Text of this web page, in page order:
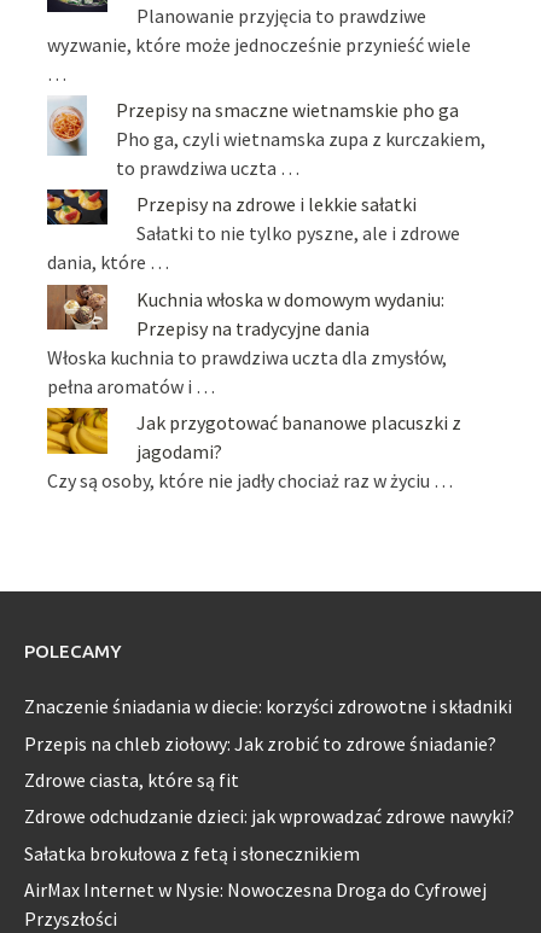
Planowanie przyjęcia to prawdziwe
wyzwanie, które może jednocześnie przynieść wiele
…
Przepisy na smaczne wietnamskie pho ga
Pho ga, czyli wietnamska zupa z kurczakiem,
to prawdziwa uczta …
Przepisy na zdrowe i lekkie sałatki
Sałatki to nie tylko pyszne, ale i zdrowe
dania, które …
Kuchnia włoska w domowym wydaniu:
Przepisy na tradycyjne dania
Włoska kuchnia to prawdziwa uczta dla zmysłów,
pełna aromatów i …
Jak przygotować bananowe placuszki z
jagodami?
Czy są osoby, które nie jadły chociaż raz w życiu …
POLECAMY
Znaczenie śniadania w diecie: korzyści zdrowotne i składniki
Przepis na chleb ziołowy: Jak zrobić to zdrowe śniadanie?
Zdrowe ciasta, które są fit
Zdrowe odchudzanie dzieci: jak wprowadzać zdrowe nawyki?
Sałatka brokułowa z fetą i słonecznikiem
AirMax Internet w Nysie: Nowoczesna Droga do Cyfrowej
Przyszłości